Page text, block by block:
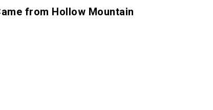
from Hollow Mountain